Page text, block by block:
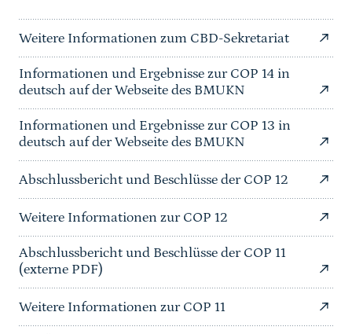
Weitere Informationen zum CBD-Sekretariat
Informationen und Ergebnisse zur COP 14 in
deutsch auf der Webseite des BMUKN
Informationen und Ergebnisse zur COP 13 in
deutsch auf der Webseite des BMUKN
Abschlussbericht und Beschlüsse der COP 12
Weitere Informationen zur COP 12
Abschlussbericht und Beschlüsse der COP 11
(externe PDF)
Weitere Informationen zur COP 11